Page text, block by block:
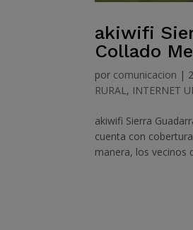
akiwifi
Collado
por comunicacion |
RURAL, INTERNET
akiwifi Sierra
cuenta con
manera, los vecinos